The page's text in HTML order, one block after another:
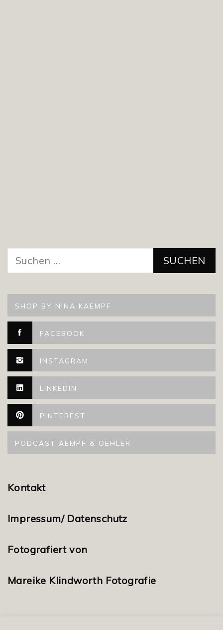
nach:
SHOP BY NINA KAEMPF
FACEBOOK
INSTAGRAM
LINKEDIN
PINTEREST
PODCAST AEMPF & OEHLER
Kontakt
Impressum/ Datenschutz
Fotografiert von
Mareike Klindworth Fotografie